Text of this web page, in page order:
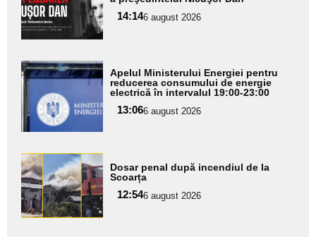
pentru
subtitlu
14:146 august 2026
Adaugă
aici textul
pentru
subtitlu
Apelul Ministerului Energiei pentru
reducerea consumului de energie
electrică în intervalul 19:00-23:00
13:066 august 2026
Adaugă
aici textul
pentru
subtitlu
Dosar penal după incendiul de la
Scoarța
12:546 august 2026